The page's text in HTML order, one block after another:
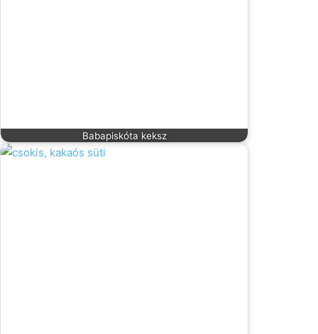
Babapiskóta keksz